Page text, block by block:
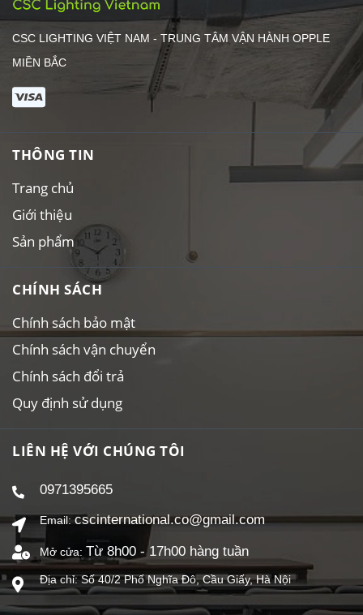
CSC LIGHTING VIỆT NAM - TRUNG TÂM VẬN HÀNH OPPLE
MIỀN BẮC
THÔNG TIN
Trang chủ
Giới thiệu
Sản phẩm
CHÍNH SÁCH
Chính sách bảo mật
Chính sách vận chuyển
Chính sách đổi trả
Quy định sử dụng
LIÊN HỆ VỚI CHÚNG TÔI
0971395665
Email: cscinternational.co@gmail.com
Mở cửa: Từ 8h00 - 17h00 hàng tuần
Địa chỉ: Số 40/2 Phố Nghĩa Đô, Cầu Giấy, Hà Nội